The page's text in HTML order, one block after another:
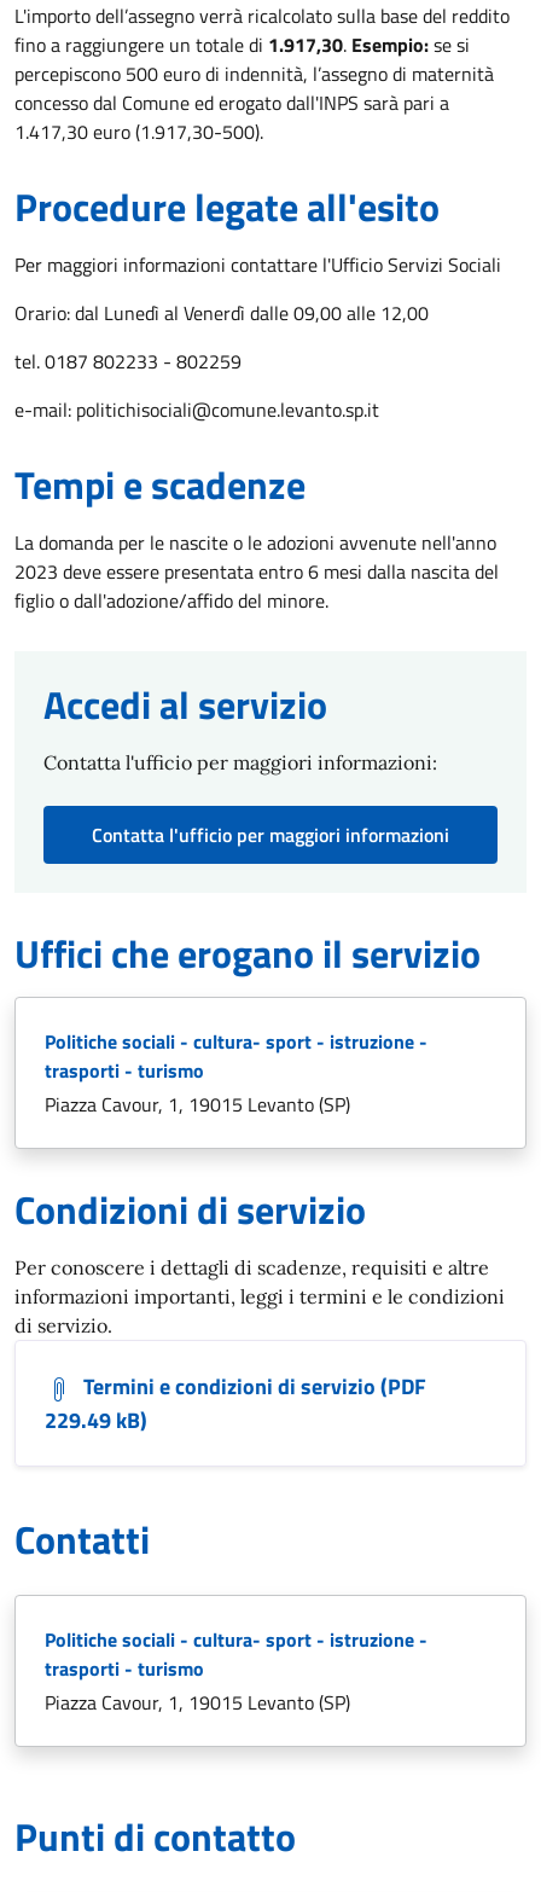
L'importo dell’assegno verrà ricalcolato sulla base del reddito
fino a raggiungere un totale di 1.917,30. Esempio:se si
percepiscono 500 euro di indennità, l’assegno di maternità
concesso dal Comune ed erogato dall'INPS sarà pari a
1.417,30 euro (1.917,30-500).
Procedure legate all'esito
Per maggiori informazioni contattare l'Ufficio Servizi Sociali
Orario: dal Lunedì al Venerdì dalle 09,00 alle 12,00
tel. 0187 802233 - 802259
e-mail: politichisociali@comune.levanto.sp.it
Tempi e scadenze
La domanda per le nascite o le adozioni avvenute nell'anno
2023 deve essere presentata entro 6 mesi dalla nascita del
figlio o dall'adozione/affido del minore.
Accedi al servizio
Contatta l'ufficio per maggiori informazioni:
Contatta l'ufficio per maggiori informazioni
Uffici che erogano il servizio
Politiche sociali - cultura- sport - istruzione -
trasporti - turismo
Piazza Cavour, 1, 19015 Levanto (SP)
Condizioni di servizio
Per conoscere i dettagli di scadenze, requisiti e altre
informazioni importanti, leggi i termini e le condizioni
di servizio.
Termini e condizioni di servizio (PDF
229.49 kB)
Contatti
Politiche sociali - cultura- sport - istruzione -
trasporti - turismo
Piazza Cavour, 1, 19015 Levanto (SP)
Punti di contatto